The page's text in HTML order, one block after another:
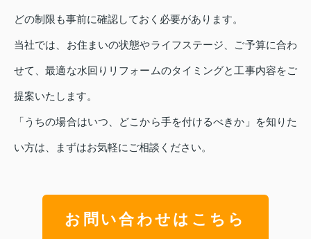
どの制限も事前に確認しておく必要があります。
当社では、お住まいの状態やライフステージ、ご予算に合わ
せて、最適な水回りリフォームのタイミングと工事内容をご
提案いたします。
「うちの場合はいつ、どこから手を付けるべきか」を知りた
い方は、まずはお気軽にご相談ください。
お問い合わせはこちら